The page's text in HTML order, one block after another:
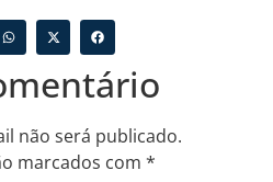
não será publicado.
marcados com *